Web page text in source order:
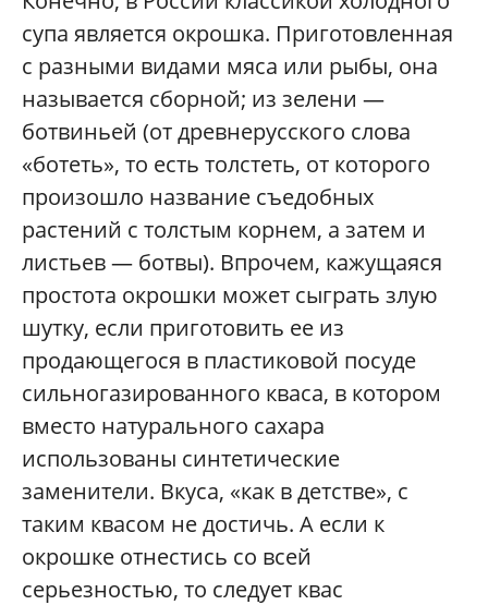
супа является окрошка. Приготовленная
с разными видами мяса или рыбы, она
называется сборной; из зелени —
ботвиньей (от древнерусского слова
«ботеть», то есть толстеть, от которого
произошло название съедобных
растений с толстым корнем, а затем и
листь­ев — ботвы). Впрочем, кажущаяся
простота окрошки может сыграть злую
шутку, если приготовить ее из
продающегося в пластиковой посуде
сильногазированного кваса, в котором
вместо натурального сахара
использованы синтетические
заменители. Вкуса, «как в детстве», с
таким квасом не достичь. А если к
окрошке отнестись со всей
серьезностью, то следует квас